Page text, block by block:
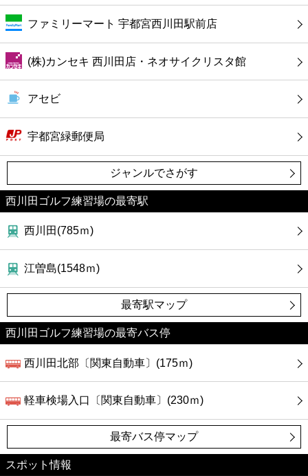
公共
病院
ホテル
ファミリーマート 宇都宮西川田駅前店
(株)カンセキ 西川田店・ネオサイクリスタ館
アセビ
宇都宮緑郵便局
ジャンルでさがす
西川田ゴルフ練習場の最寄駅
西川田(785ｍ)
江曽島(1548ｍ)
最寄駅マップ
西川田ゴルフ練習場の最寄バス停
西川田北部〔関東自動車〕(175ｍ)
軽車検場入口〔関東自動車〕(230ｍ)
最寄バス停マップ
スポット情報